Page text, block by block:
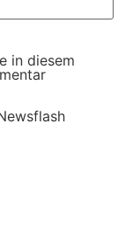
in diesem